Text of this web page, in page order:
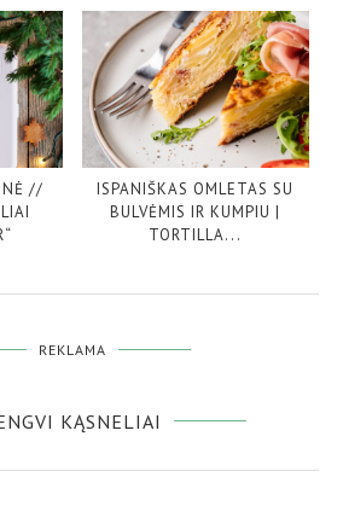
//
ISPANIŠKAS OMLETAS SU
BULVĖMIS IR KUMPIU |
TORTILLA...
REKLAMA
KĄSNELIAI